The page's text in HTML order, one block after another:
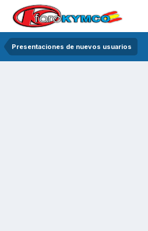
Presentaciones de nuevos usuarios